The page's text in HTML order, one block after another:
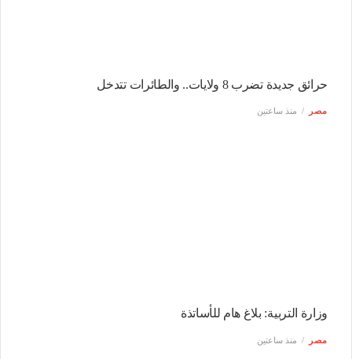
حرائق جديدة تضرب 8 ولايات.. والطائرات تتدخل
مصر منذ ساعتين
وزارة التربية: بلاغ هام للأساتذة
مصر منذ ساعتين